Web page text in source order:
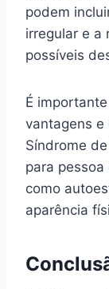
podem
irregular e a
possíveis
É
vantagens e
Síndrome
para
como
aparência